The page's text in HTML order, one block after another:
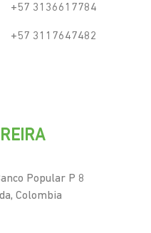
3117647482
Popular P 8
Colombia